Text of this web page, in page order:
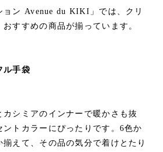
ョン Avenue du KIKI」では、クリ
すすめの商品が揃っています。
ル手袋
カシミアのインナーで暖かさも抜
トカラーにぴったりです。6色か
えて、その品の気分で着けとたり